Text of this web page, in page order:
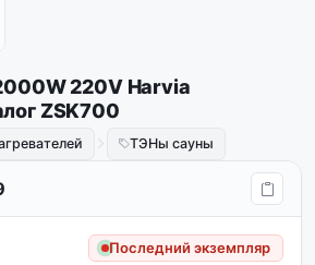
220V Harvia
ZSK700
ТЭНы сауны
Последний экземпляр